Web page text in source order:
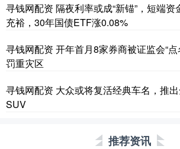
寻钱网配资 隔夜利率或成“新锚”，短端
充裕，30年国债ETF涨0.08%
寻钱网配资 开年首月8家券商被证监会“
罚重灾区
寻钱网配资 大众或将复活经典车名，推
SUV
推荐资讯